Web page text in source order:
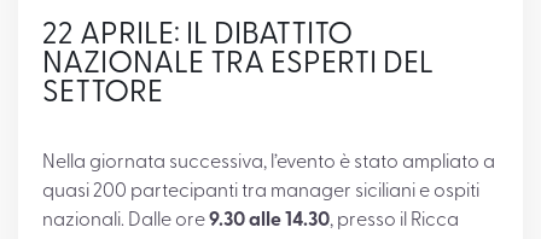
22 APRILE: IL DIBATTITO
NAZIONALE TRA ESPERTI DEL
SETTORE
Nella giornata successiva, l’evento è stato ampliato a
quasi 200 partecipanti tra manager siciliani e ospiti
nazionali. Dalle ore9.30 alle 14.30, presso il Ricca